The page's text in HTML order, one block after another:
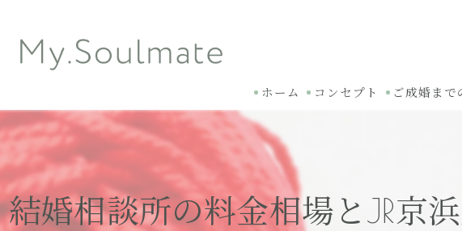
ホーム コンセプト ご成婚まで
結婚相談所の料金相場とJR京